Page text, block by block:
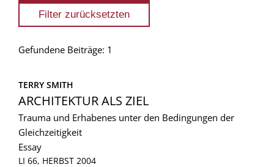
Gefundene Beiträge: 1
TERRY SMITH
ARCHITEKTUR ALS ZIEL
Trauma und Erhabenes unter den Bedingungen der
Gleichzeitigkeit
Essay
LI 66, HERBST 2004